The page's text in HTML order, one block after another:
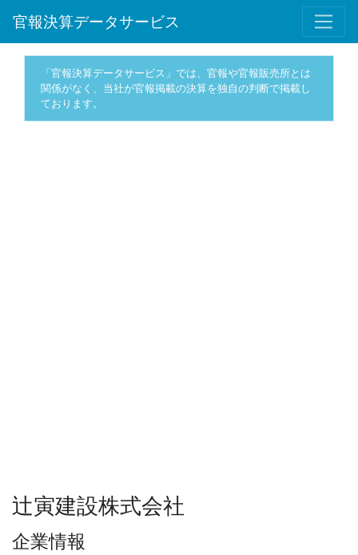
官報決算データサービス
「官報決算データサービス」では、官報や官報販売所とは
関係がなく、当社が官報掲載の決算を独自の判断で掲載し
ております。
辻寅建設株式会社
企業情報